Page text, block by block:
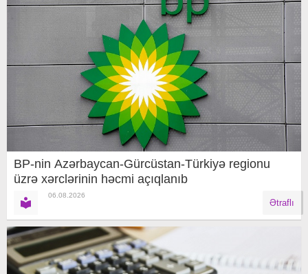
BP-nin Azərbaycan-Gürcüstan-Türkiyə regionu
üzrə xərclərinin həcmi açıqlanıb
06.08.2026
Ətraflı